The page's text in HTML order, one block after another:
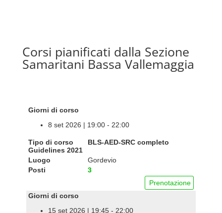
Corsi pianificati dalla Sezione
Samaritani Bassa Vallemaggia